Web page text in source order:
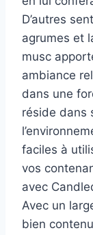
D’autres
agrumes et
musc
ambiance
dans une
réside dans
faciles à
vos
avec
Avec un
bien